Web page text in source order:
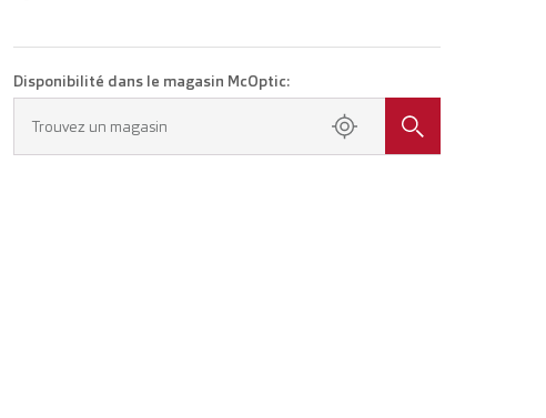
Lunettes avec verres unifocaux
Disponibilité dans le magasin McOptic:
Trouvez un magasin